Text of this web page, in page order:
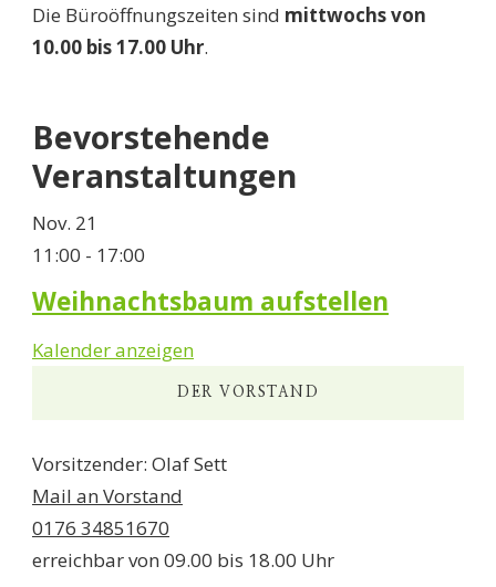
Die Büroöffnungszeiten sind mittwochs von
10.00 bis 17.00 Uhr.
Bevorstehende
Veranstaltungen
Nov. 21
11:00 - 17:00
Weihnachtsbaum aufstellen
Kalender anzeigen
DER VORSTAND
Vorsitzender: Olaf Sett
Mail an Vorstand
0176 34851670
erreichbar von 09.00 bis 18.00 Uhr